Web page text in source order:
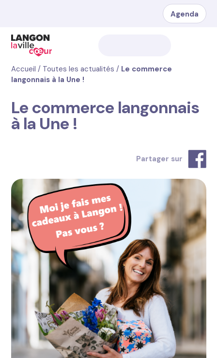
Agenda
Accueil / Toutes les actualités / Le commerce
langonnais à la Une !
Le commerce langonnais
à la Une !
Partager sur